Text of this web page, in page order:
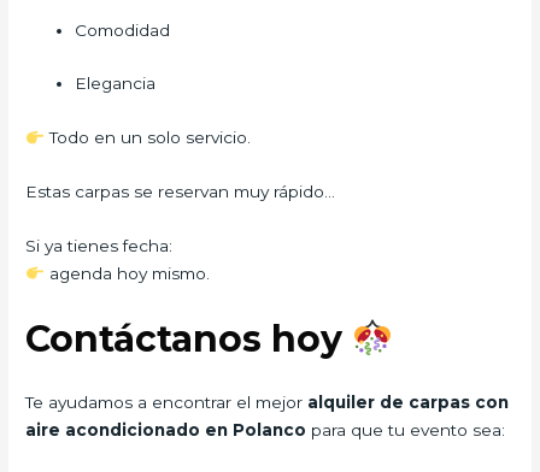
Comodidad
Elegancia
Todo en un solo servicio.
Estas carpas se reservan muy rápido…
Si ya tienes fecha:
agenda hoy mismo.
Contáctanos hoy
Te ayudamos a encontrar el mejor alquiler de carpas con
aire acondicionado en Polanco para que tu evento sea: